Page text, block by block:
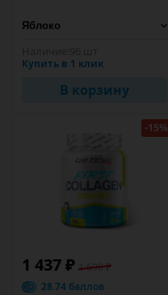
Купить в 1 клик
В корзину
-15%
1 437 ₽ 1 690 ₽
28.74 баллов